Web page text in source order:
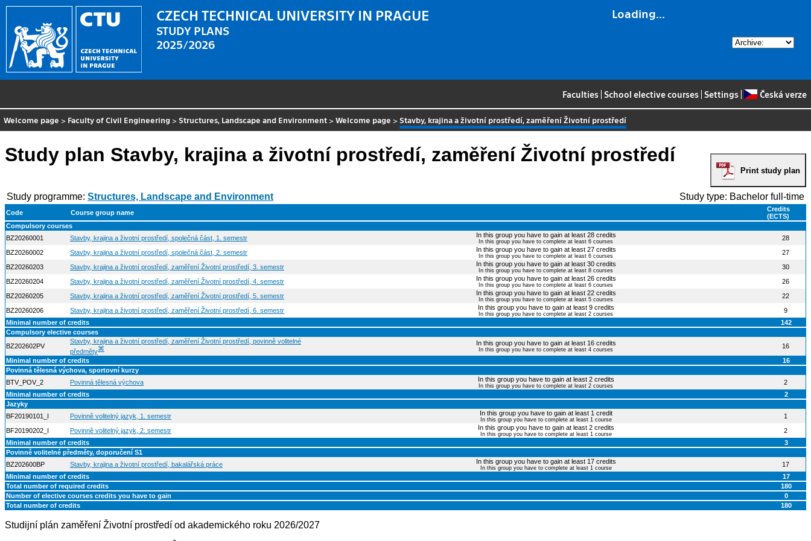
Loading...
CZECH TECHNICAL UNIVERSITY IN PRAGUE
STUDY PLANS
2025/2026
Faculties School elective courses Settings Česká verze
Welcome page > Faculty of Civil Engineering >Structures, Landscape and Environment >Welcome page >Stavby, krajina a životní prostředí, zaměření Životní prostředí
Print study plan
Study plan Stavby, krajina a životní prostředí, zaměření Životní prostředí
Study programme: Structures, Landscape and Environment Study type: Bachelor full-time
Code Course group name
Credits
(ECTS)
Compulsory courses
BZ20260001
Stavby, krajina a životní prostředí, společná část, 1. semestr In this group you have to gain at least 28 credits
In this group you have to complete at least 6 courses
28
BZ20260002
Stavby, krajina a životní prostředí, společná část, 2. semestr In this group you have to gain at least 27 credits
In this group you have to complete at least 6 courses
27
BZ20260203
Stavby, krajina a životní prostředí, zaměření Životní prostředí, 3. semestr In this group you have to gain at least 30 credits
In this group you have to complete at least 8 courses
30
BZ20260204
Stavby, krajina a životní prostředí, zaměření Životní prostředí, 4. semestr In this group you have to gain at least 26 credits
In this group you have to complete at least 6 courses
26
BZ20260205
Stavby, krajina a životní prostředí, zaměření Životní prostředí, 5. semestr In this group you have to gain at least 22 credits
In this group you have to complete at least 5 courses
22
BZ20260206
Stavby, krajina a životní prostředí, zaměření Životní prostředí, 6. semestr In this group you have to gain at least 9 credits
In this group you have to complete at least 2 courses
9
Minimal number of credits
142
Compulsory elective courses
BZ202602PV
Stavby, krajina a životní prostředí, zaměření Životní prostředí, povinně volitelné
předměty⌘
In this group you have to gain at least 16 credits
In this group you have to complete at least 4 courses
16
Minimal number of credits
16
Povinná tělesná výchova, sportovní kurzy
BTV_POV_2
Povinná tělesná výchova In this group you have to gain at least 2 credits
In this group you have to complete at least 2 courses
2
Minimal number of credits
2
Jazyky
BF20190101_I
Povinně volitelný jazyk, 1. semestr In this group you have to gain at least 1 credit
In this group you have to complete at least 1 course
1
BF20190202_I
Povinně volitelný jazyk, 2. semestr In this group you have to gain at least 2 credits
In this group you have to complete at least 1 course
2
Minimal number of credits
3
Povinně volitelné předměty, doporučení S1
BZ202600BP
Stavby, krajina a životní prostředí, bakalářská práce In this group you have to gain at least 17 credits
In this group you have to complete at least 1 course
17
Minimal number of credits
17
Total number of required credits
180
Number of elective courses credits you have to gain
0
Total number of credits
180
Studijní plán zaměření Životní prostředí od akademického roku 2026/2027